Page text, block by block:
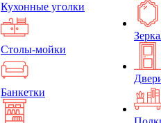
Кухонные уголки
Столы-мойки
Банкетки